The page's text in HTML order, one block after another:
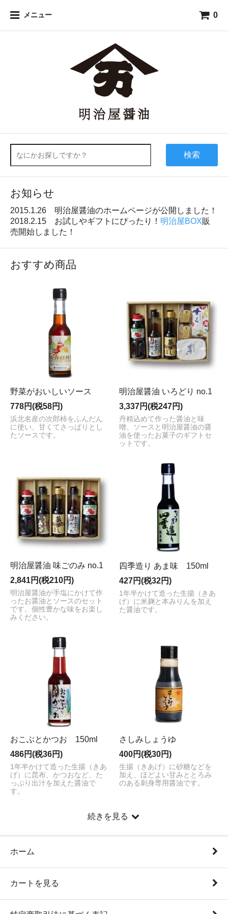
メニュー 0
検索
お知らせ
2015.1.26 明治屋醤油のホームページが公開しました！
2018.2.15 お試しやギフトにぴったり！ 明治屋BOX販
売開始しました！
おすすめ商品
野菜がおいしいソース
778円(税58円)
浜北名産の次郎柿をふんだん
に使い、甘くてさっぱりとし
たソースです。
明治屋醤油 いろどり no.1
3,337円(税247円)
丹精込めて作った醤油と味
噌、ソースと明治屋醤油の醤
油を使ったお菓子のギフトセ
ットです。
明治屋醤油 味ごのみ no.1
2,841円(税210円)
明治屋醤油が手塩にかけて作
ったお醤油とソースのセット
です。個性豊かな味をお楽し
みください。
四季造り あま味 150ml
427円(税32円)
1年半かけて造った生揚（きあ
げ）に米麹と本みりんを加え
た醤油です。
おこぶとかつお 150ml
486円(税36円)
1年半かけて造った生揚（きあ
げ）に昆布、かつおなど、た
っぷり出汁を加えた醤油で
す。
さしみしょうゆ
400円(税30円)
生揚（きあげ）に砂糖などを
加え、ほどよい甘みととろみ
のある刺身専用醤油です。
続きを見る
ホーム
カートを見る